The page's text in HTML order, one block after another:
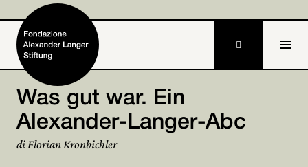
Home
Fondazione

Was gut war. Ein
Alexander-Langer-Abc
di Florian Kronbichler